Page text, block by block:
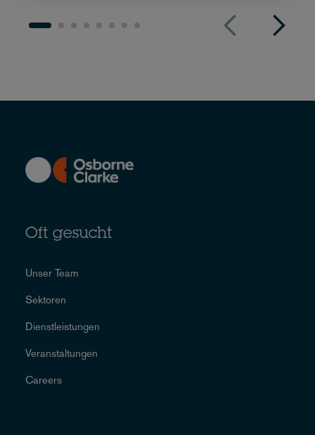
Oft gesucht
Unser Team
Sektoren
Dienstleistungen
Veranstaltungen
Careers